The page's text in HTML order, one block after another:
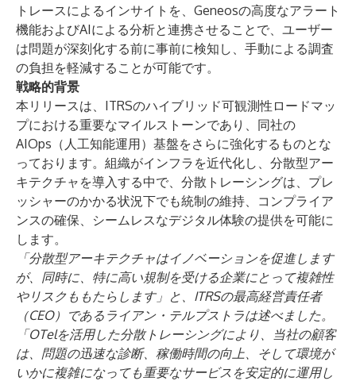
トレースによるインサイトを、Geneosの高度なアラート
機能およびAIによる分析と連携させることで、ユーザー
は問題が深刻化する前に事前に検知し、手動による調査
の負担を軽減することが可能です。
戦略的背景
本リリースは、ITRSのハイブリッド可観測性ロードマッ
プにおける重要なマイルストーンであり、同社の
AIOps（人工知能運用）基盤をさらに強化するものとな
っております。組織がインフラを近代化し、分散型アー
キテクチャを導入する中で、分散トレーシングは、プレ
ッシャーのかかる状況下でも統制の維持、コンプライア
ンスの確保、シームレスなデジタル体験の提供を可能に
します。
「分散型アーキテクチャはイノベーションを促進します
が、同時に、特に高い規制を受ける企業にとって複雑性
やリスクももたらします」と、ITRSの最高経営責任者
（CEO）であるライアン・テルプストラは述べました。
「OTelを活用した分散トレーシングにより、当社の顧客
は、問題の迅速な診断、稼働時間の向上、そして環境が
いかに複雑になっても重要なサービスを安定的に運用し